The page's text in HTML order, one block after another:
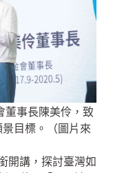
董事長陳美伶，致
目標。（圖片來
開講，探討臺灣如